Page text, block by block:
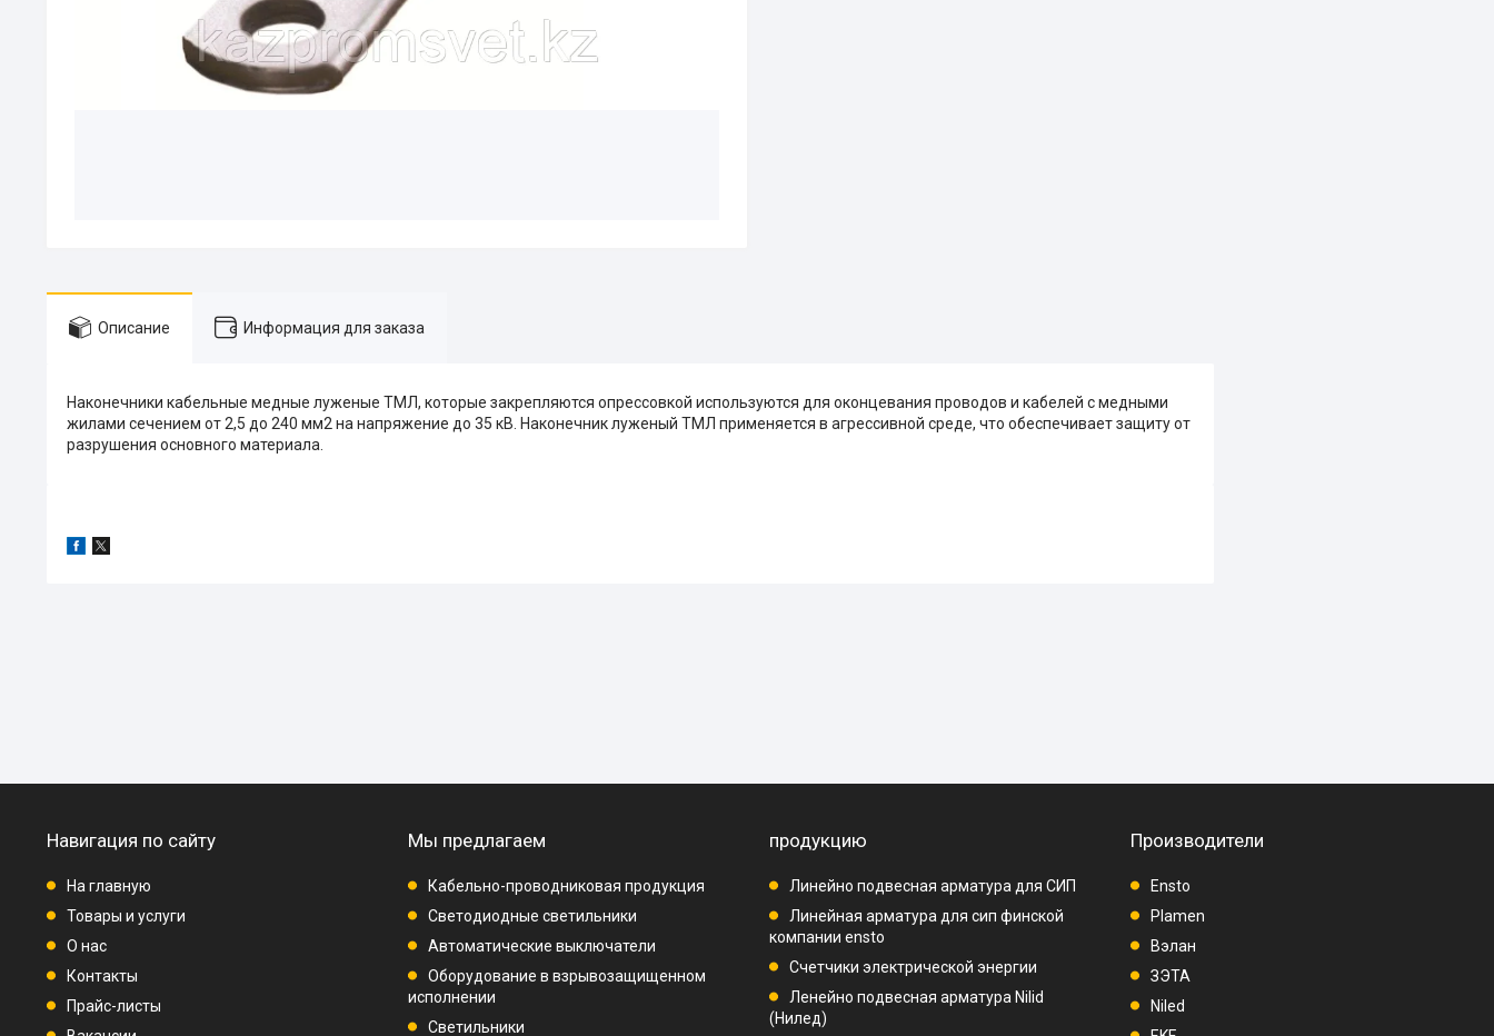
Описание Информация для заказа
Наконечники кабельные медные луженые ТМЛ, которые закрепляются опрессовкой используются для оконцевания проводов и кабелей с медными
жилами сечением от 2,5 до 240 мм2 на напряжение до 35 кВ. Наконечник луженый ТМЛ применяется в агрессивной среде, что обеспечивает защиту от
разрушения основного материала.
Навигация по сайту
На главную
Товары и услуги
О нас
Контакты
Прайс-листы
Мы предлагаем
Кабельно-проводниковая продукция
Светодиодные светильники
Автоматические выключатели
Оборудование в взрывозащищенном
исполнении
Светильники
продукцию
Линейно подвесная арматура для СИП
Линейная арматура для сип финской
компании ensto
Счетчики электрической энергии
Ленейно подвесная арматура Nilid
(Нилед)
Производители
Ensto
Plamen
Вэлан
ЗЭТА
Niled